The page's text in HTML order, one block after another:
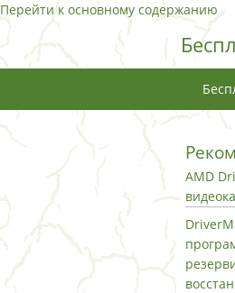
Перейти к основному содержанию
AMD